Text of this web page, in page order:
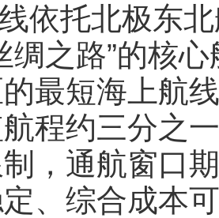
依托北极东
绸之路”的核
最短海上航
程约三分之
，通航窗口
、综合成本